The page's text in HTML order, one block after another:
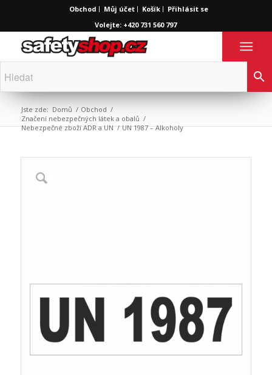
Obchod Můj účet Košík
Přihlásit se
Volejte: +420 731 560 797
Jste zde: Domů / Obchod /
Značení nebezpečných látek a obalů /
Nebezpečné zboží ADR a UN / UN 1987 – Alkoholy